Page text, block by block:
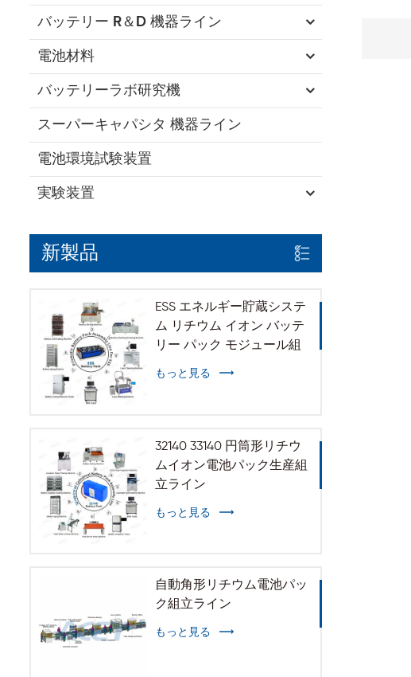
バッテリー R＆D 機器ライン
電池材料
バッテリーラボ研究機
スーパーキャパシタ 機器ライン
電池環境試験装置
実験装置
新製品
ESS エネルギー貯蔵システ
ム リチウム イオン バッテ
リー パック モジュール組
もっと見る
32140 33140 円筒形リチウ
ムイオン電池パック生産組
立ライン
もっと見る
自動角形リチウム電池パッ
ク組立ライン
もっと見る